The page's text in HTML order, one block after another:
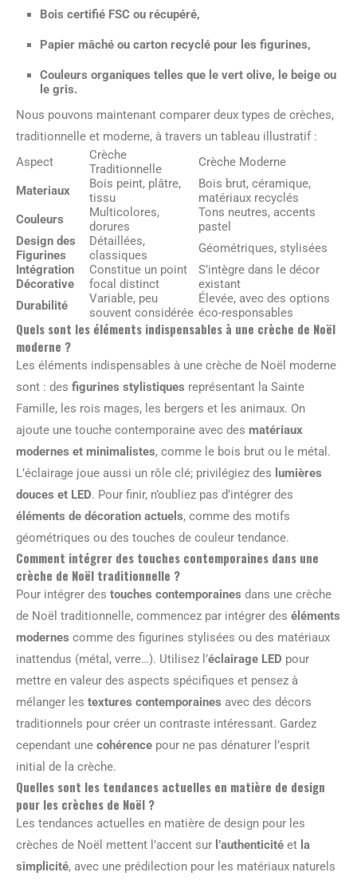
Bois certifié FSC ou récupéré,
Papier mâché ou carton recyclé pour les figurines,
Couleurs organiques telles que le vert olive, le beige ou
le gris.
Nous pouvons maintenant comparer deux types de crèches,
traditionnelle et moderne, à travers un tableau illustratif :
Aspect
Crèche
Traditionnelle
Crèche Moderne
Materiaux
Bois peint, plâtre,
tissu
Bois brut, céramique,
matériaux recyclés
Couleurs
Multicolores,
dorures
Tons neutres, accents
pastel
Design des
Figurines
Détaillées,
classiques
Géométriques, stylisées
Intégration
Décorative
Constitue un point
focal distinct
S’intègre dans le décor
existant
Durabilité
Variable, peu
souvent considérée
Élevée, avec des options
éco-responsables
Quels sont les éléments indispensables à une crèche de Noël
moderne ?
Les éléments indispensables à une crèche de Noël moderne
sont : des figurines stylistiques représentant la Sainte
Famille, les rois mages, les bergers et les animaux. On
ajoute une touche contemporaine avec des matériaux
modernes et minimalistes, comme le bois brut ou le métal.
L’éclairage joue aussi un rôle clé; privilégiez des lumières
douces et LED. Pour finir, n’oubliez pas d’intégrer des
éléments de décoration actuels, comme des motifs
géométriques ou des touches de couleur tendance.
Comment intégrer des touches contemporaines dans une
crèche de Noël traditionnelle ?
Pour intégrer des touches contemporaines dans une crèche
de Noël traditionnelle, commencez par intégrer des éléments
modernes comme des figurines stylisées ou des matériaux
inattendus (métal, verre…). Utilisez l’éclairage LED pour
mettre en valeur des aspects spécifiques et pensez à
mélanger les textures contemporaines avec des décors
traditionnels pour créer un contraste intéressant. Gardez
cependant une cohérence pour ne pas dénaturer l’esprit
initial de la crèche.
Quelles sont les tendances actuelles en matière de design
pour les crèches de Noël ?
Les tendances actuelles en matière de design pour les
crèches de Noël mettent l’accent sur l’authenticité et la
simplicité, avec une prédilection pour les matériaux naturels